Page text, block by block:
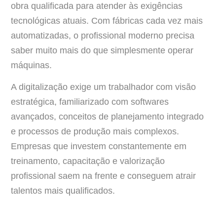
obra qualificada para atender às exigências
tecnológicas atuais. Com fábricas cada vez mais
automatizadas, o profissional moderno precisa
saber muito mais do que simplesmente operar
máquinas.
A digitalização exige um trabalhador com visão
estratégica, familiarizado com softwares
avançados, conceitos de planejamento integrado
e processos de produção mais complexos.
Empresas que investem constantemente em
treinamento, capacitação e valorização
profissional saem na frente e conseguem atrair
talentos mais qualificados.